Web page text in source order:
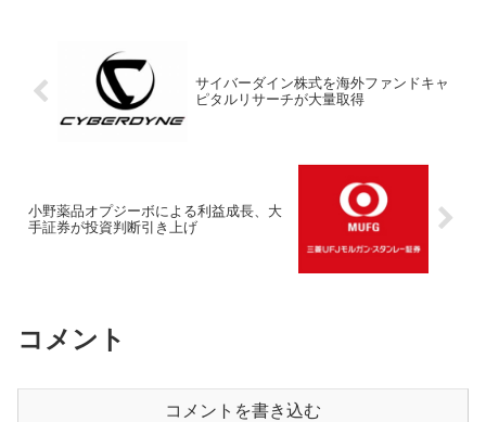
サイバーダイン株式を海外ファンドキャ
ピタルリサーチが大量取得
小野薬品オプジーボによる利益成長、大
手証券が投資判断引き上げ
コメント
コメントを書き込む